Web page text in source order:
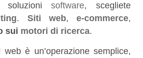
soluzionisoftware, scegliete
. Siti web, e-commerce,
sui motori di ricerca.
è un’operazione semplice,